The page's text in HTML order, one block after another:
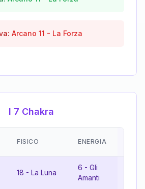
Arcano 11 - La Forza
I 7 Chakra
FISICO ENERGIA
18 - La Luna
6 - Gli
Amanti